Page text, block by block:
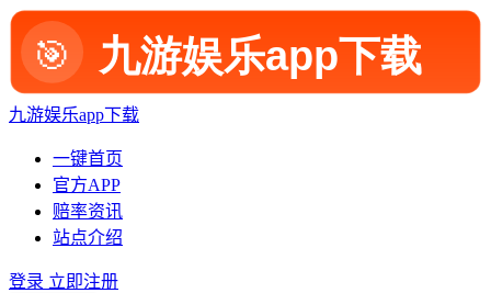
九游娱乐app下载
一键首页
官方APP
赔率资讯
站点介绍
登录 立即注册